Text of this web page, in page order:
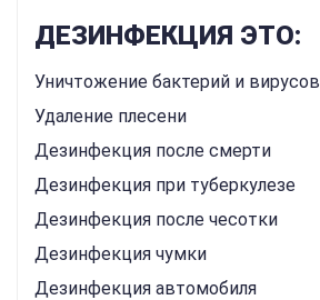
ДЕЗИНФЕКЦИЯ ЭТО:
Уничтожение бактерий и вирусов
Удаление плесени
Дезинфекция после смерти
Дезинфекция при туберкулезе
Дезинфекция после чесотки
Дезинфекция чумки
Дезинфекция автомобиля